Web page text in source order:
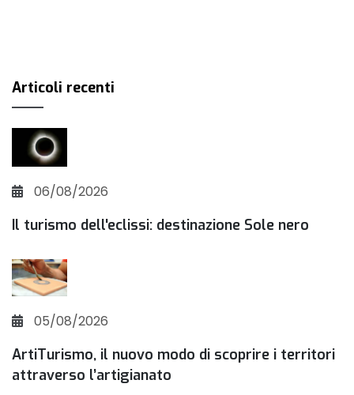
Articoli recenti
06/08/2026
Il turismo dell'eclissi: destinazione Sole nero
05/08/2026
ArtiTurismo, il nuovo modo di scoprire i territori
attraverso l’artigianato